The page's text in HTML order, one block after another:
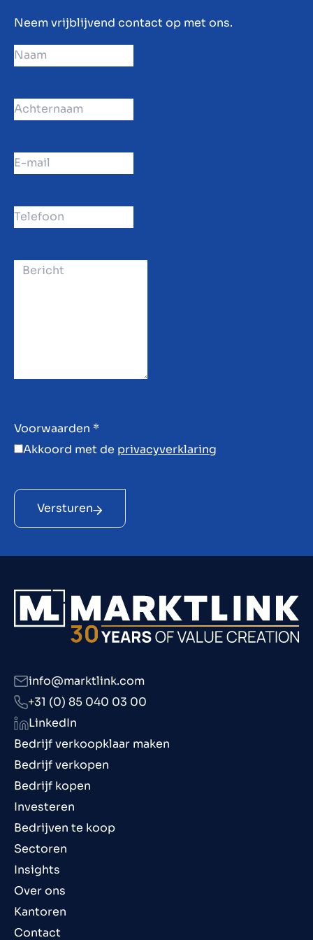
Neem vrijblijvend contact op met ons.
Voorwaarden *
Akkoord met de privacyverklaring
Versturen
Bedrijf verkoopklaar maken
Bedrijf verkopen
Bedrijf kopen
Investeren
Bedrijven te koop
Sectoren
Insights
Over ons
Kantoren
Contact
info@marktlink.com
+31 (0) 85 040 03 00
LinkedIn